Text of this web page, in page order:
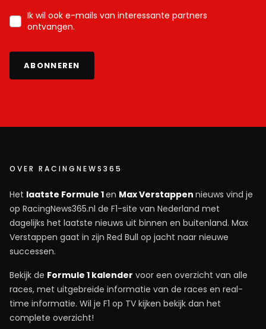
Ik wil ook e-mails van interessante partners
ontvangen.
ABONNEREN
OVER RACINGNEWS365
Het laatste Formule 1en Max Verstappen nieuws vind je
op RacingNews365.nl de F1-site van Nederland met
dagelijks het laatste nieuws uit binnen en buitenland. Max
Verstappen gaat in zijn Red Bull op jacht naar nieuwe
successen.
Bekijk de Formule 1 kalender voor een overzicht van alle
races, met uitgebreide informatie van de races en real-
time informatie. Wil je F1 op TV kijken bekijk dan het
complete overzicht!